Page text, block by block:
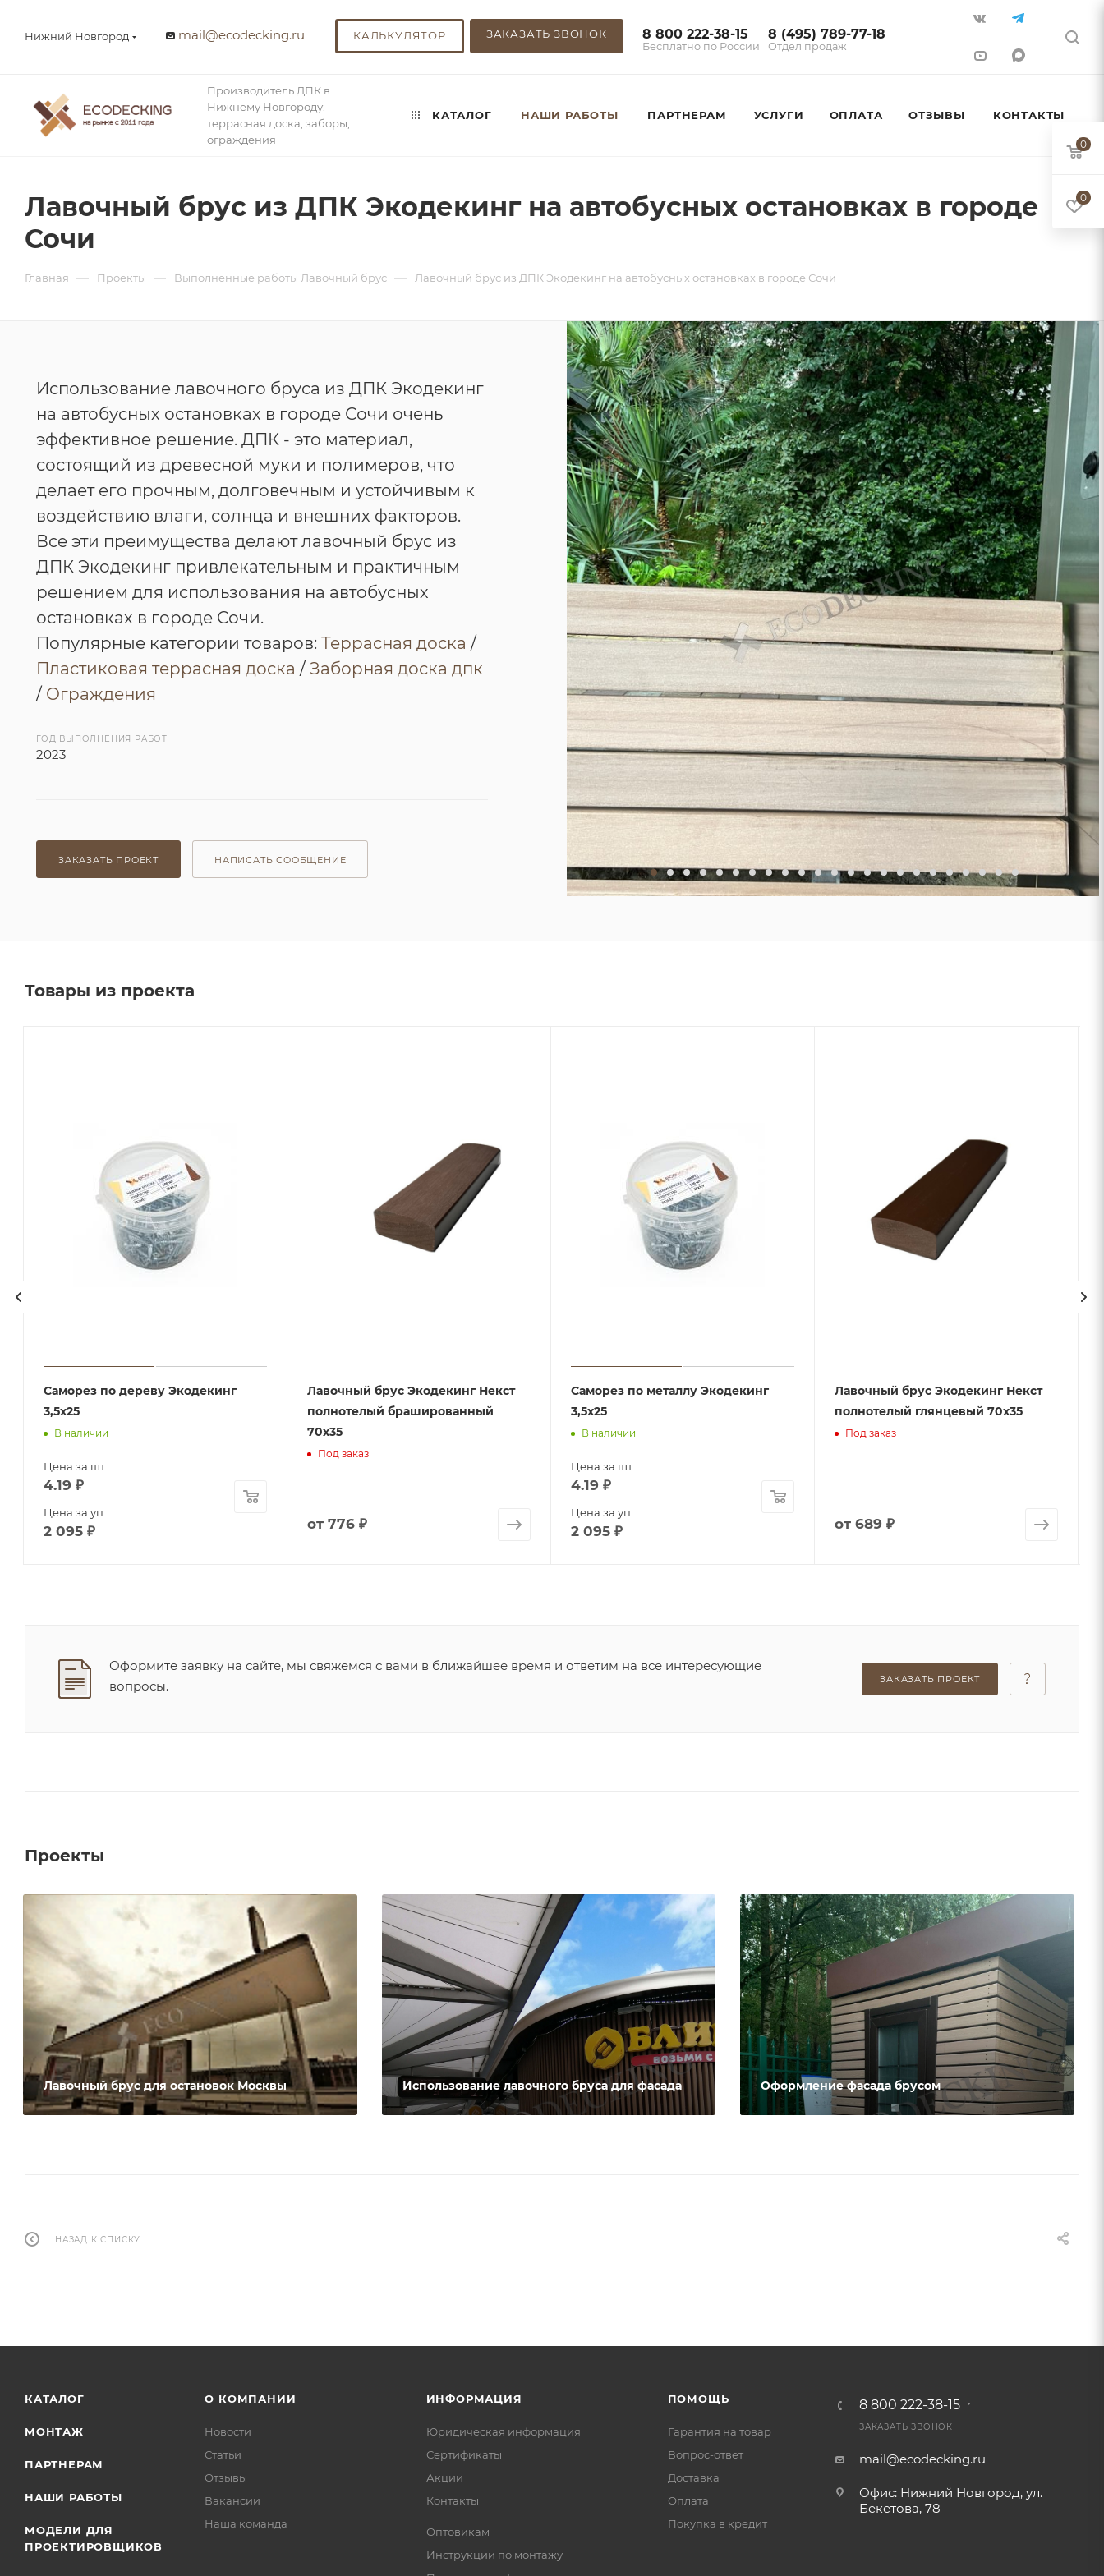
Нижний Новгород mail@ecodecking.ru КАЛЬКУЛЯТОР ЗАКАЗАТЬ ЗВОНОК 8 800 222-38-15
Бесплатно по России
8 (495) 789-77-18
Отдел продаж
Производитель ДПК в
Нижнему Новгороду:
террасная доска, заборы,
ограждения
КАТАЛОГ НАШИ РАБОТЫ ПАРТНЕРАМ УСЛУГИ ОПЛАТА ОТЗЫВЫ КОНТАКТЫ
Лавочный брус из ДПК Экодекинг на автобусных остановках в городе
Сочи
Главная — Проекты — Выполненные работы Лавочный брус — Лавочный брус из ДПК Экодекинг на автобусных остановках в городе Сочи
Использование лавочного бруса из ДПК Экодекинг
на автобусных остановках в городе Сочи очень
эффективное решение. ДПК - это материал,
состоящий из древесной муки и полимеров, что
делает его прочным, долговечным и устойчивым к
воздействию влаги, солнца и внешних факторов.
Все эти преимущества делают лавочный брус из
ДПК Экодекинг привлекательным и практичным
решением для использования на автобусных
остановках в городе Сочи.
Популярные категории товаров: Террасная доска /
Пластиковая террасная доска / Заборная доска дпк
/ Ограждения
ГОД ВЫПОЛНЕНИЯ РАБОТ
2023
ЗАКАЗАТЬ ПРОЕКТ НАПИСАТЬ СООБЩЕНИЕ
Товары из проекта
Саморез по дереву Экодекинг
3,5х25
В наличии
Цена за шт.
4.19 ₽
Цена за уп.
2 095 ₽
Лавочный брус Экодекинг Некст
полнотелый брашированный
70х35
Под заказ
от 776 ₽
Саморез по металлу Экодекинг
3,5х25
В наличии
Цена за шт.
4.19 ₽
Цена за уп.
2 095 ₽
Лавочный брус Экодекинг Некст
полнотелый глянцевый 70х35
Под заказ
от 689 ₽
Оформите заявку на сайте, мы свяжемся с вами в ближайшее время и ответим на все интересующие
вопросы.
ЗАКАЗАТЬ ПРОЕКТ
Проекты
Лавочный брус для остановок Москвы Использование лавочного бруса для фасада Оформление фасада брусом
НАЗАД К СПИСКУ
КАТАЛОГ
МОНТАЖ
ПАРТНЕРАМ
НАШИ РАБОТЫ
МОДЕЛИ ДЛЯ
ПРОЕКТИРОВЩИКОВ
О КОМПАНИИ
Новости
Статьи
Отзывы
Вакансии
Наша команда
ИНФОРМАЦИЯ
Юридическая информация
Сертификаты
Акции
Контакты
Оптовикам
Инструкции по монтажу
ПОМОЩЬ
Гарантия на товар
Вопрос-ответ
Доставка
Оплата
Покупка в кредит
8 800 222-38-15
ЗАКАЗАТЬ ЗВОНОК
mail@ecodecking.ru
Офис: Нижний Новгород, ул.
Бекетова, 78
0
0